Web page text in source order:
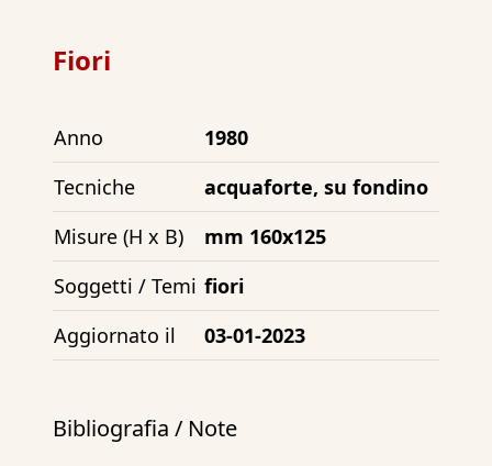
Fiori
Anno
1980
Tecniche
acquaforte, su fondino
Misure (H x B)
mm 160x125
Soggetti / Temi fiori
Aggiornato il
03-01-2023
Bibliografia / Note